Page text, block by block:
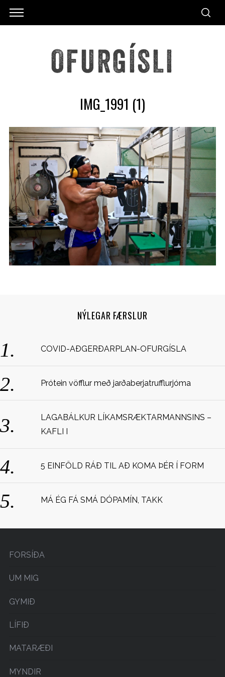
IMG_1991 (1)
NÝLEGAR FÆRSLUR
COVID-AÐGERÐARPLAN-OFURGÍSLA
Prótein vöfflur með jarðaberjatrufflurjóma
LAGABÁLKUR LÍKAMSRÆKTARMANNSINS –
KAFLI I
5 EINFÖLD RÁÐ TIL AÐ KOMA ÞÉR Í FORM
MÁ ÉG FÁ SMÁ DÓPAMÍN, TAKK
FORSÍÐA
UM MIG
GYMIÐ
LÍFIÐ
MATARÆÐI
MYNDIR
S
r
f
o
: